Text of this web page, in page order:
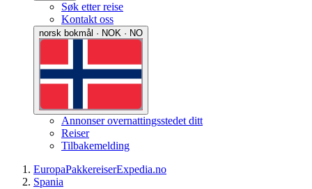
Søk etter reise
Kontakt oss
norsk bokmål · NOK · NO
Annonser overnattingsstedet ditt
Reiser
Tilbakemelding
EuropaPakkereiserExpedia.no
Spania